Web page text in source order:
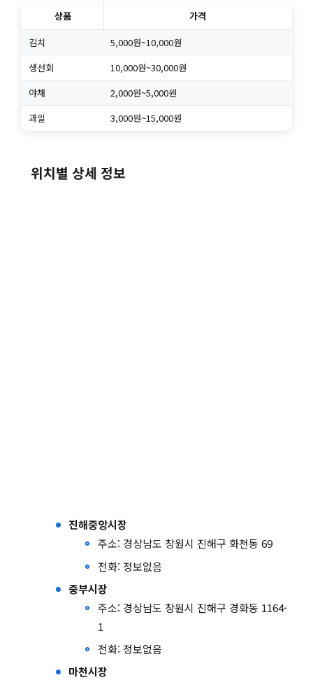
상품
가격
김치
5,000원~10,000원
생선회
10,000원~30,000원
야채
2,000원~5,000원
과일
3,000원~15,000원
위치별 상세 정보
진해중앙시장
주소: 경상남도 창원시 진해구 화천동 69
전화: 정보없음
중부시장
주소: 경상남도 창원시 진해구 경화동 1164-
1
전화: 정보없음
마천시장